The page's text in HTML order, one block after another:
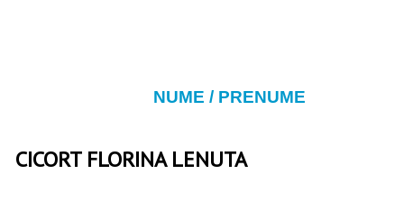
NUME / PRENUME
CICORT FLORINA LENUTA